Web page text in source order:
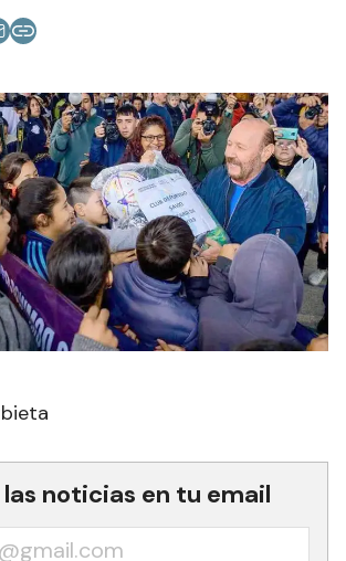
las noticias en tu email